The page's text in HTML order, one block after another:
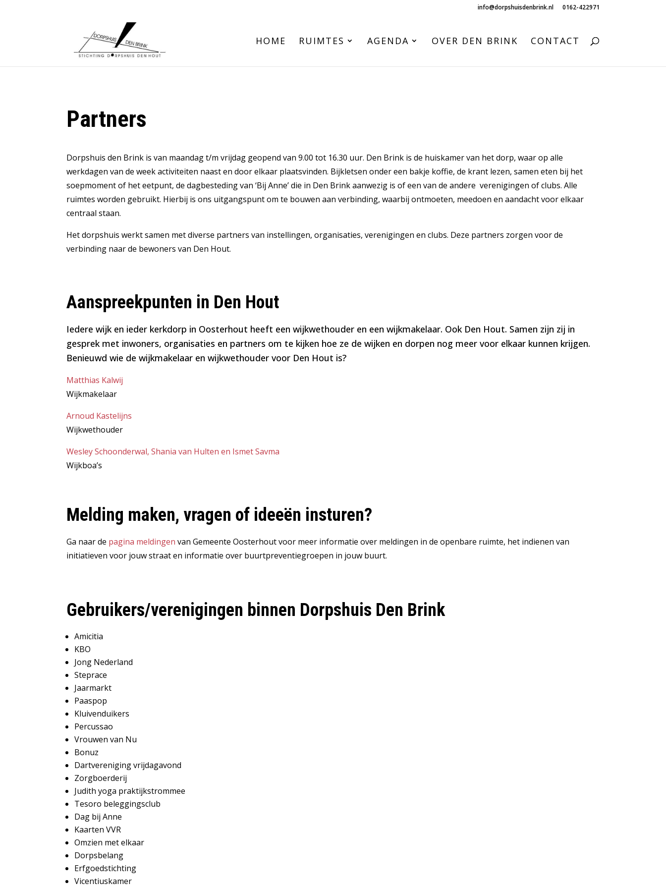
info@dorpshuisdenbrink.nl 0162-422971
HOME RUIMTES AGENDA OVER DEN BRINK CONTACT
Partners
Dorpshuis den Brink is van maandag t/m vrijdag geopend van 9.00 tot 16.30 uur. Den Brink is de huiskamer van het dorp, waar op alle
werkdagen van de week activiteiten naast en door elkaar plaatsvinden. Bijkletsen onder een bakje koffie, de krant lezen, samen eten bij het
soepmoment of het eetpunt, de dagbesteding van ‘Bij Anne’ die in Den Brink aanwezig is of een van de andere verenigingen of clubs. Alle
ruimtes worden gebruikt. Hierbij is ons uitgangspunt om te bouwen aan verbinding, waarbij ontmoeten, meedoen en aandacht voor elkaar
centraal staan.
Het dorpshuis werkt samen met diverse partners van instellingen, organisaties, verenigingen en clubs. Deze partners zorgen voor de
verbinding naar de bewoners van Den Hout.
Aanspreekpunten in Den Hout
Iedere wijk en ieder kerkdorp in Oosterhout heeft een wijkwethouder en een wijkmakelaar. Ook Den Hout. Samen zijn zij in
gesprek met inwoners, organisaties en partners om te kijken hoe ze de wijken en dorpen nog meer voor elkaar kunnen krijgen.
Benieuwd wie de wijkmakelaar en wijkwethouder voor Den Hout is?
Matthias Kalwij
Wijkmakelaar
Arnoud Kastelijns
Wijkwethouder
Wesley Schoonderwal, Shania van Hulten en Ismet Savma
Wijkboa’s
Melding maken, vragen of ideeën insturen?
Ga naar de pagina meldingen van Gemeente Oosterhout voor meer informatie over meldingen in de openbare ruimte, het indienen van
initiatieven voor jouw straat en informatie over buurtpreventiegroepen in jouw buurt.
Gebruikers/verenigingen binnen Dorpshuis Den Brink
Amicitia
KBO
Jong Nederland
Steprace
Jaarmarkt
Paaspop
Kluivenduikers
Percussao
Vrouwen van Nu
Bonuz
Dartvereniging vrijdagavond
Zorgboerderij
Judith yoga praktijkstrommee
Tesoro beleggingsclub
Dag bij Anne
Kaarten VVR
Omzien met elkaar
Dorpsbelang
Erfgoedstichting
Vicentiuskamer